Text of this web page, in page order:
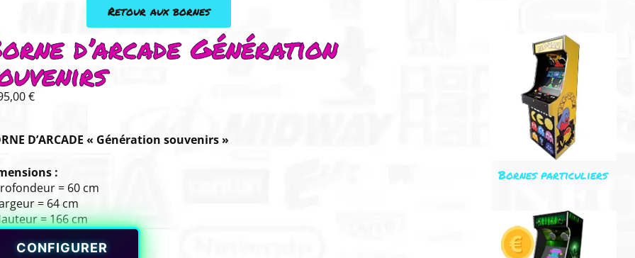
Retour aux bornes
d’arcade Génération
€
D’ARCADE « Génération souvenirs »
:
= 60 cm
= 64 cm
= 166 cm
CONFIGURER
Bornes particuliers